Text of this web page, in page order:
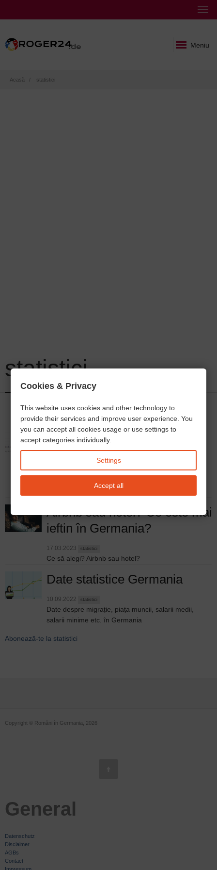
Meniu
Breadcrumb
Acasă statistici
statistici
Câți români au emigrat în
Germania și câți s-au întors
02.06.2026 migrație statistici
Airbnb sau hotel? Ce este mai
ieftin în Germania?
17.03.2023 statistici
Ce să alegi? Airbnb sau hotel?
Date statistice Germania
10.09.2022 statistici
Date despre migrație, piața muncii, salarii medii,
salarii minime etc. în Germania
Abonează-te la statistici
Copyright © Români în Germania, 2026
General
Datenschutz
Disclaimer
AGBs
Contact
Cookies & Privacy
This website uses cookies and other technology to
provide their services and improve user experience. You
you can accept all cookies usage or use settings to
accept categories individually.
Settings
Accept all